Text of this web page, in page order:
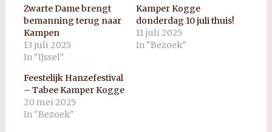
Zwarte Dame brengt
bemanning terug naar
Kampen
13 juli 2025
In "IJssel"
Kamper Kogge
donderdag 10 juli thuis!
11 juli 2025
In "Bezoek"
Feestelijk Hanzefestival
– Tabee Kamper Kogge
20 mei 2025
In "Bezoek"